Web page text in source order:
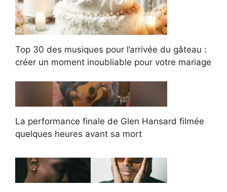
Top 30 des musiques pour l’arrivée du gâteau :
créer un moment inoubliable pour votre mariage
La performance finale de Glen Hansard filmée
quelques heures avant sa mort